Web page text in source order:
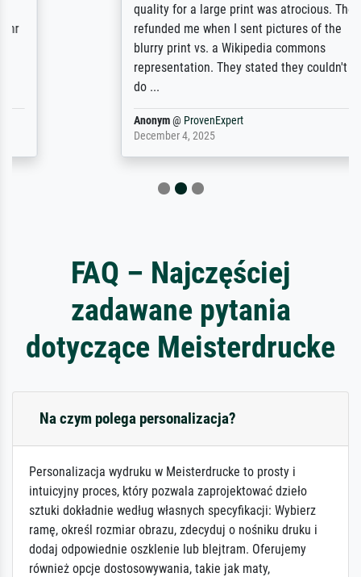
quality for a large print was atrocious. They
refunded me when I sent pictures of the
blurry print vs. a Wikipedia commons
representation. They stated they couldn't
ProvenExpert
December 4, 2025
FAQ – Najczęściej
zadawane pytania
dotyczące Meisterdrucke
Na czym polega personalizacja?
Personalizacja wydruku w Meisterdrucke to prosty i
intuicyjny proces, który pozwala zaprojektować dzieło
sztuki dokładnie według własnych specyfikacji: Wybierz
ramę, określ rozmiar obrazu, zdecyduj o nośniku druku i
dodaj odpowiednie oszklenie lub blejtram. Oferujemy
również opcje dostosowywania, takie jak maty,